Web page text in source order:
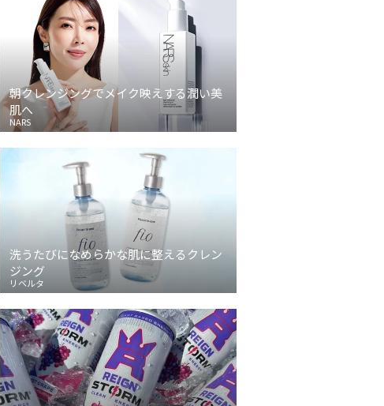
朝クレンジングでメイク映えする潤い美
肌へ
NARS
洗うたびになめらかな肌に整えるクレン
ジング
リベルタ